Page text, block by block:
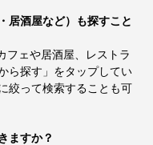
居酒屋など）も探すこと
フェや居酒屋、レストラ
ら探す」をタップしてい
絞って検索することも可
ますか？